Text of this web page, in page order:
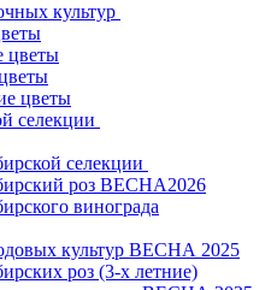
культур
цветы
цветы
селекции
селекции
роз ВЕСНА2026
винограда
культур ВЕСНА 2025
роз (3-х летние)